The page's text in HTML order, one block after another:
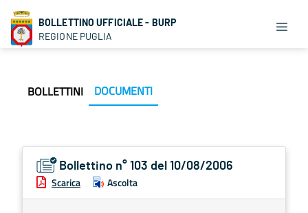
BOLLETTINO UFFICIALE - BURP
REGIONE PUGLIA
BOLLETTINI DOCUMENTI
Bollettino n° 103 del 10/08/2006
Scarica Ascolta